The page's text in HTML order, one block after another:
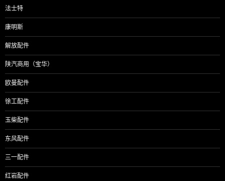
法士特
康明斯
解放配件
陕汽商用（宝华）
欧曼配件
徐工配件
玉柴配件
东风配件
三一配件
红岩配件